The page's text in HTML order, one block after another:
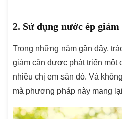
2. Sử dụng nước ép giảm
Trong những năm gần đây,
giảm cân được phát triển một
nhiều chị em săn đó. Và
mà phương pháp này mang